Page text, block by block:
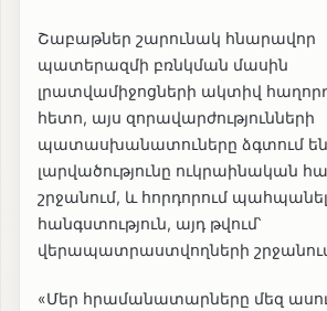
Շաբաթներ շարունակ հնարավոր
պատերազմի բռնկման մասին
լրատվամիջոցների ակտիվ
հետո, այս զորավարժությունների
պատասխանատուները ձգտում են
լարվածությունը ուկրաինական
շրջանում, և հորդորում պահպանել
հանգստություն, այդ թվում՝
վերապատրաստվողների
«Մեր հրամանատարները մեզ